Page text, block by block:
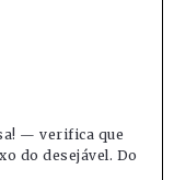
— verifica que
do desejável. Do